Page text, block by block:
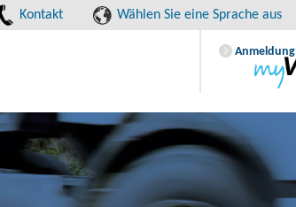
Kontakt Wählen Sie eine Sprache aus
Anmeldung